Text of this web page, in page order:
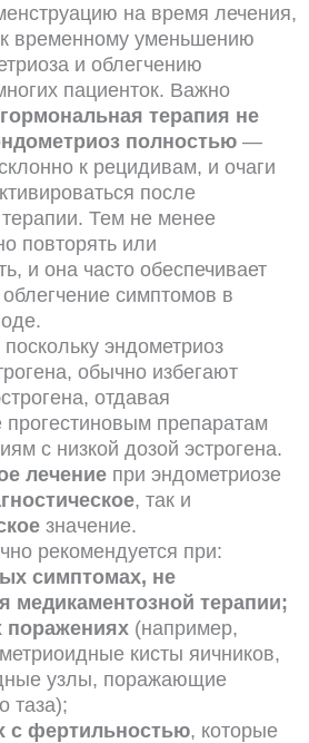
на время лечения,
к временному уменьшению
и облегчению
пациенток. Важно
гормональная терапия не
полностью —
к рецидивам, и очаги
после
Тем не менее
повторять или
и она часто обеспечивает
симптомов в
поскольку эндометриоз
обычно избегают
отдавая
прогестиновым препаратам
с низкой дозой эстрогена.
лечение при эндометриозе
, так и
значение.
рекомендуется при:
симптомах, не
медикаментозной терапии;
(например,
кисты яичников,
узлы, поражающие
таза);
с фертильностью, которые